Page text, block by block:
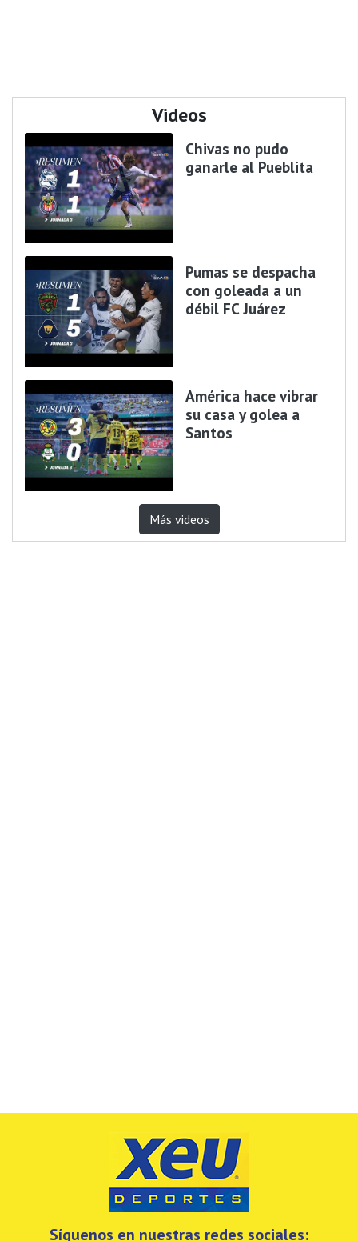
Videos
Chivas no pudo
ganarle al Pueblita
Pumas se despacha
con goleada a un
débil FC Juárez
América hace vibrar
su casa y golea a
Santos
Más videos
Síguenos en nuestras redes sociales: